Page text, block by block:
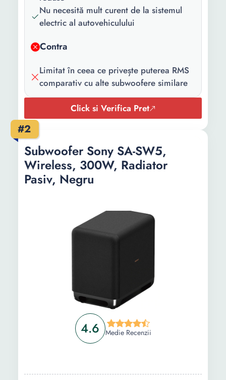
Lungime:
344 mm
Nu necesită mult curent de la sistemul
electric al autovehiculului
Contra
Limitat în ceea ce privește puterea RMS
comparativ cu alte subwoofere similare
Click si Verifica Pret
#2
4.6 Medie Recenzii
Subwoofer Sony SA-SW5,
Wireless, 300W, Radiator
Pasiv, Negru